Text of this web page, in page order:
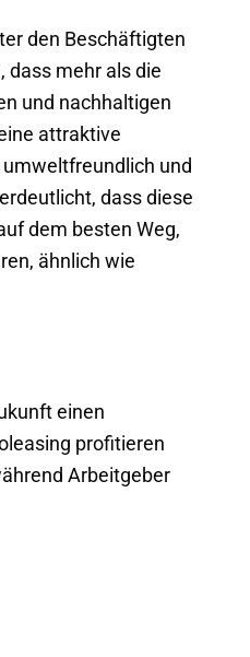
den Beschäftigten
dass mehr als die
und nachhaltigen
attraktive
und
dass diese
dem besten Weg,
ähnlich wie
einen
profitieren
Arbeitgeber